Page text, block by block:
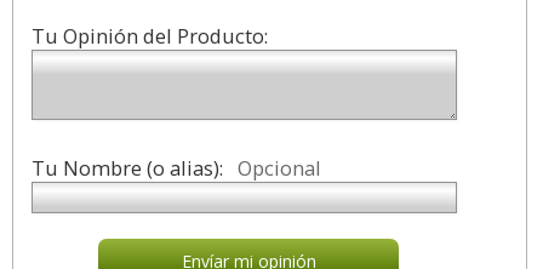
Tu Opinión del Producto:
Tu Nombre (o alias): Opcional
Envíar mi opinión